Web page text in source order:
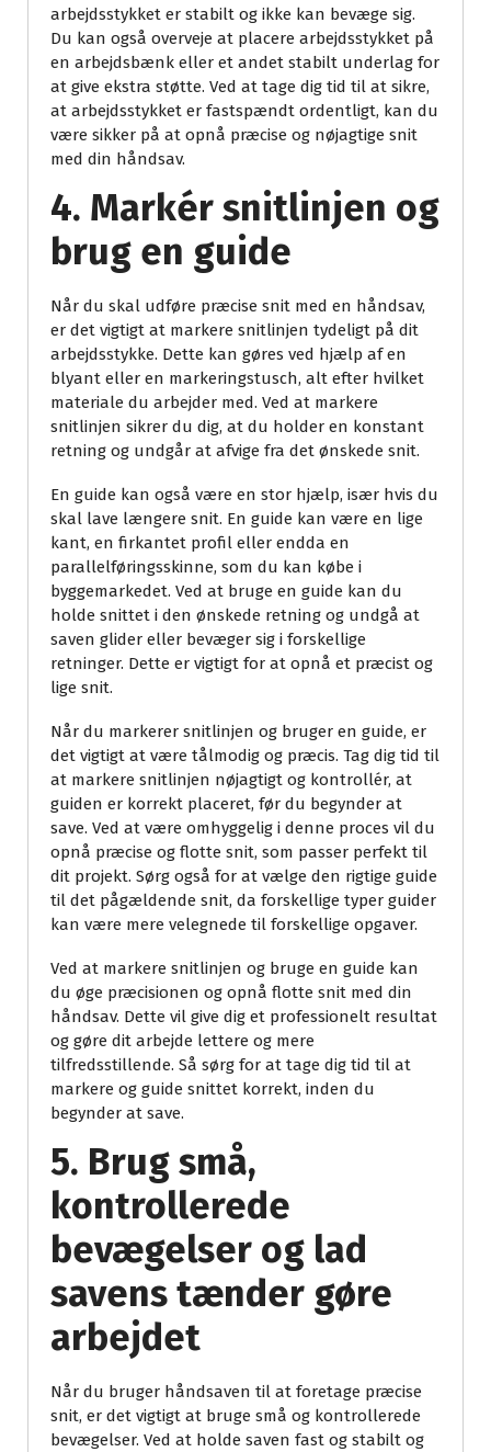
arbejdsstykket er stabilt og ikke kan bevæge sig.
Du kan også overveje at placere arbejdsstykket på
en arbejdsbænk eller et andet stabilt underlag for
at give ekstra støtte. Ved at tage dig tid til at sikre,
at arbejdsstykket er fastspændt ordentligt, kan du
være sikker på at opnå præcise og nøjagtige snit
med din håndsav.
4. Markér snitlinjen og
brug en guide
Når du skal udføre præcise snit med en håndsav,
er det vigtigt at markere snitlinjen tydeligt på dit
arbejdsstykke. Dette kan gøres ved hjælp af en
blyant eller en markeringstusch, alt efter hvilket
materiale du arbejder med. Ved at markere
snitlinjen sikrer du dig, at du holder en konstant
retning og undgår at afvige fra det ønskede snit.
En guide kan også være en stor hjælp, især hvis du
skal lave længere snit. En guide kan være en lige
kant, en firkantet profil eller endda en
parallelføringsskinne, som du kan købe i
byggemarkedet. Ved at bruge en guide kan du
holde snittet i den ønskede retning og undgå at
saven glider eller bevæger sig i forskellige
retninger. Dette er vigtigt for at opnå et præcist og
lige snit.
Når du markerer snitlinjen og bruger en guide, er
det vigtigt at være tålmodig og præcis. Tag dig tid til
at markere snitlinjen nøjagtigt og kontrollér, at
guiden er korrekt placeret, før du begynder at
save. Ved at være omhyggelig i denne proces vil du
opnå præcise og flotte snit, som passer perfekt til
dit projekt. Sørg også for at vælge den rigtige guide
til det pågældende snit, da forskellige typer guider
kan være mere velegnede til forskellige opgaver.
Ved at markere snitlinjen og bruge en guide kan
du øge præcisionen og opnå flotte snit med din
håndsav. Dette vil give dig et professionelt resultat
og gøre dit arbejde lettere og mere
tilfredsstillende. Så sørg for at tage dig tid til at
markere og guide snittet korrekt, inden du
begynder at save.
5. Brug små,
kontrollerede
bevægelser og lad
savens tænder gøre
arbejdet
Når du bruger håndsaven til at foretage præcise
snit, er det vigtigt at bruge små og kontrollerede
bevægelser. Ved at holde saven fast og stabilt og